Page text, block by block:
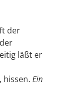
der
läßt er
hissen. Ein